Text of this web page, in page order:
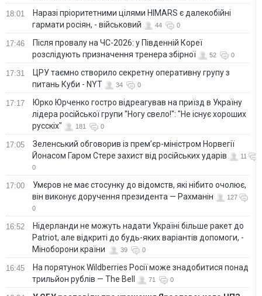
18:01
Наразі пріоритетними цілями HIMARS є далекобійні
гармати росіян, - військовий
44 0
17:46
Після провалу на ЧС-2026: у Південній Кореї
розслідують призначення тренера збірної
52 0
17:31
ЦРУ таємно створило секретну оперативну групу з
питань Куби - NYT
34 0
17:17
Юрко Юрченко гостро відреагував на приїзд в Україну
лідера російської групи "Ногу свело!": "Не існує хороших
русскіх"
181 0
17:05
Зеленський обговорив із прем’єр-міністром Норвегії
Йонасом Гаром Стере захист від російських ударів
11
0
17:00
Умєров не має стосунку до відомств, які нібито очолює,
він виконує доручення президента — Рахманін
127
0
16:52
Нідерланди не можуть надати Україні більше ракет до
Patriot, але відкриті до будь-яких варіантів допомоги, -
Міноборони країни
39 0
16:45
На порятунок Wildberries Росії може знадобитися понад
трильйон рублів — The Bell
71 0